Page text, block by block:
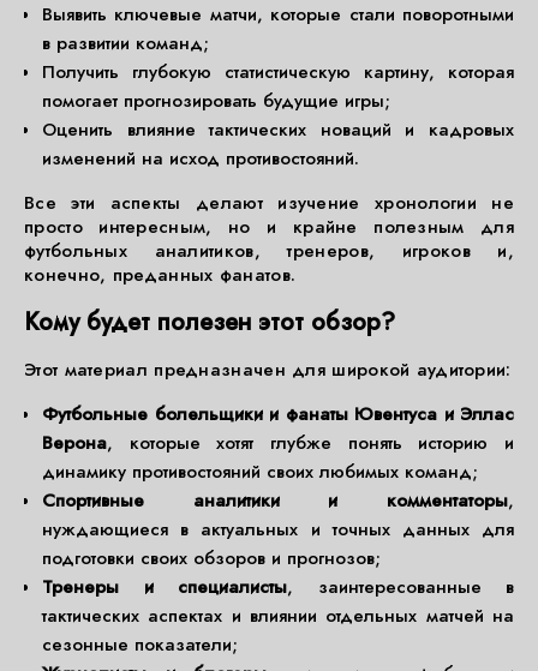
Выявить ключевые матчи, которые стали поворотными
в развитии команд;
Получить глубокую статистическую картину, которая
помогает прогнозировать будущие игры;
Оценить влияние тактических новаций и кадровых
изменений на исход противостояний.
Все эти аспекты делают изучение хронологии не
просто интересным, но и крайне полезным для
футбольных аналитиков, тренеров, игроков и,
конечно, преданных фанатов.
Кому будет полезен этот обзор?
Этот материал предназначен для широкой аудитории:
Футбольные болельщики и фанаты Ювентуса и Эллас
Верона, которые хотят глубже понять историю и
динамику противостояний своих любимых команд;
Спортивные аналитики и комментаторы,
нуждающиеся в актуальных и точных данных для
подготовки своих обзоров и прогнозов;
Тренеры и специалисты, заинтересованные в
тактических аспектах и влиянии отдельных матчей на
сезонные показатели;